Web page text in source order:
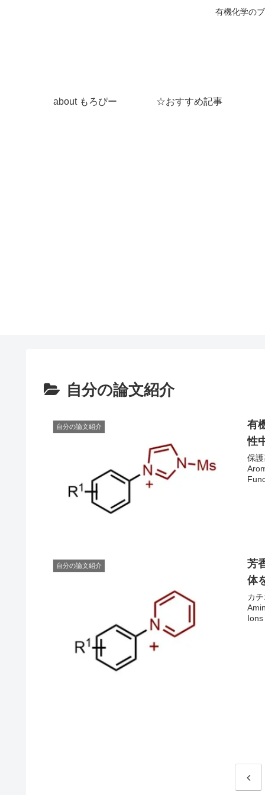
有機化学の
about もろぴー ☆おすすめ記事
自分の論文紹介
自分の論文紹介
有
性
保
自分の論文紹介
芳
体
カ
Ions
前